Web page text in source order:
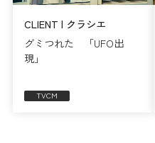
CLIENT | クラシエ
グミつれた 「UFO出
現」
TVCM